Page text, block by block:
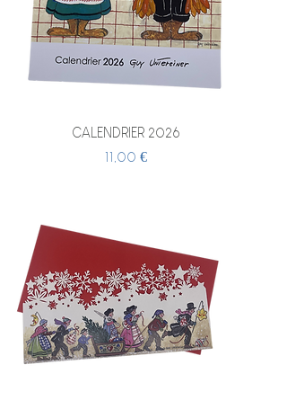
CALENDRIER 2026
Prix
11,00 €